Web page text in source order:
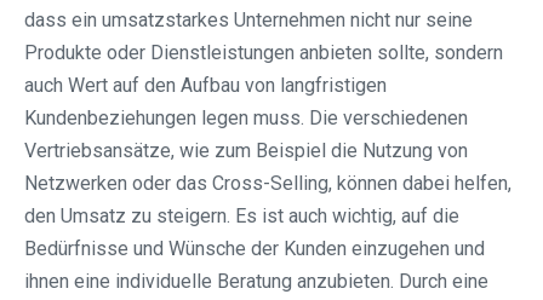
dass ein umsatzstarkes Unternehmen nicht nur seine
Produkte oder Dienstleistungen anbieten sollte, sondern
auch Wert auf den Aufbau von langfristigen
Kundenbeziehungen legen muss. Die verschiedenen
Vertriebsansätze, wie zum Beispiel die Nutzung von
Netzwerken oder das Cross-Selling, können dabei helfen,
den Umsatz zu steigern. Es ist auch wichtig, auf die
Bedürfnisse und Wünsche der Kunden einzugehen und
ihnen eine individuelle Beratung anzubieten. Durch eine